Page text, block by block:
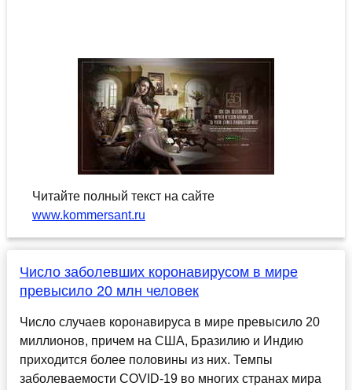
Читайте полный текст на сайте
www.kommersant.ru
Число заболевших коронавирусом в мире
превысило 20 млн человек
Число случаев коронавируса в мире превысило 20
миллионов, причем на США, Бразилию и Индию
приходится более половины из них. Темпы
заболеваемости COVID-19 во многих странах мира